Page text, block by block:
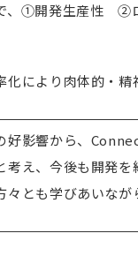
、①開発生産性 ②
化により肉体的・
好影響から、
考え、今後も開発
々とも学びあいな